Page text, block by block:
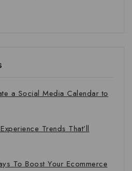
a Social Media Calendar to
Trends That’ll
To Boost Your Ecommerce